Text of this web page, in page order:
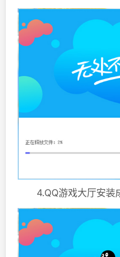
4.QQ游戏大厅安装成